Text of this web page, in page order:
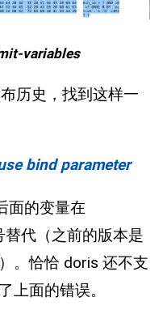
variables
历史，找到这样一
bind parameter
面的变量在
代（之前的版本是
。恰恰 doris 还不支
上面的错误。